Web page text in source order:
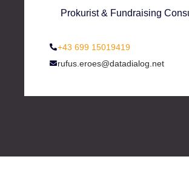
Prokurist & Fundraising
+43 699 15019419
rufus.eroes@datadialog.net